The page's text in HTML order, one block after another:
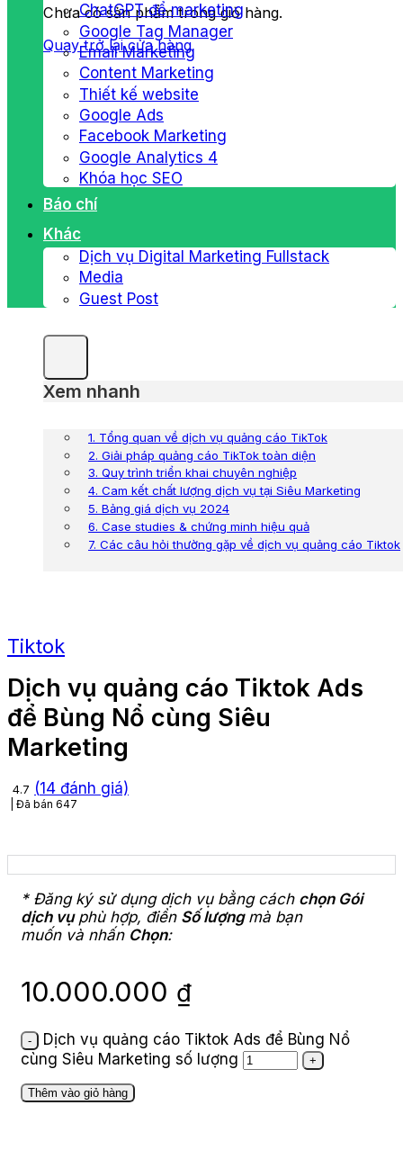
Chưa có sản phẩm trong giỏ hàng.
Quay trở lại cửa hàng
ChatGPT để marketing
Google Tag Manager
Email Marketing
Content Marketing
Thiết kế website
Google Ads
Facebook Marketing
Google Analytics 4
Khóa học SEO
Báo chí
Khác
Dịch vụ Digital Marketing Fullstack
Media
Guest Post
Xem nhanh
1. Tổng quan về dịch vụ quảng cáo TikTok
2. Giải pháp quảng cáo TikTok toàn diện
3. Quy trình triển khai chuyên nghiệp
4. Cam kết chất lượng dịch vụ tại Siêu Marketing
5. Bảng giá dịch vụ 2024
6. Case studies & chứng minh hiệu quả
7. Các câu hỏi thường gặp về dịch vụ quảng cáo Tiktok
Tiktok
Dịch vụ quảng cáo Tiktok Ads
để Bùng Nổ cùng Siêu
Marketing
4.7 (14 đánh giá)
Đã bán 647
* Đăng ký sử dụng dịch vụ bằng cách chọn Gói
dịch vụphù hợp, điền Số lượng mà bạn
muốn và nhấn Chọn:
10.000.000 ₫
Dịch vụ quảng cáo Tiktok Ads để Bùng Nổ
cùng Siêu Marketing số lượng
Thêm vào giỏ hàng